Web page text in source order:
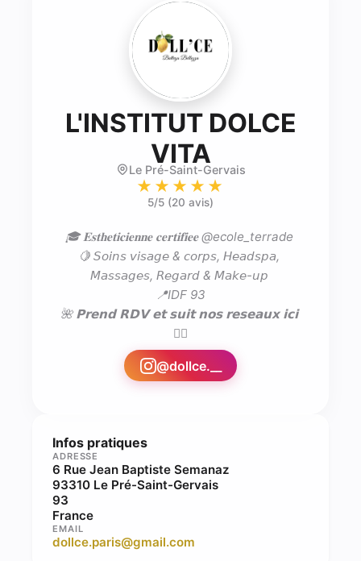
L'INSTITUT DOLCE
VITA-
Le Pré-Saint-Gervais
★★★★★
5/5 (20 avis)
🎓 𝐄𝐬𝐭𝐡𝐞𝐭𝐢𝐜𝐢𝐞𝐧𝐧𝐞 𝐜𝐞𝐫𝐭𝐢𝐟𝐢𝐞𝐞 @ecole_terrade
🍋 𝘚𝘰𝘪𝘯𝘴 𝘷𝘪𝘴𝘢𝘨𝘦 & 𝘤𝘰𝘳𝘱𝘴, 𝘏𝘦𝘢𝘥𝘴𝘱𝘢,
𝘔𝘢𝘴𝘴𝘢𝘨𝘦𝘴, 𝘙𝘦𝘨𝘢𝘳𝘥 & 𝘔𝘢𝘬𝘦-𝘶𝘱
📍IDF 93
🌺 𝗣𝗿𝗲𝗻𝗱 𝗥𝗗𝗩 𝗲𝘁 𝘀𝘂𝗶𝘁 𝗻𝗼𝘀 𝗿𝗲𝘀𝗲𝗮𝘂𝘅 𝗶𝗰𝗶
👇🏼
@dollce.__
Infos pratiques
ADRESSE
6 Rue Jean Baptiste Semanaz
93310 Le Pré-Saint-Gervais
93
France
EMAIL
dollce.paris@gmail.com